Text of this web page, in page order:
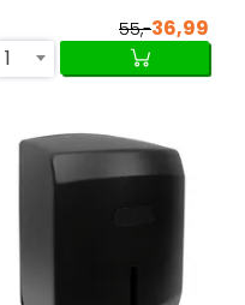
55,-36,99
1